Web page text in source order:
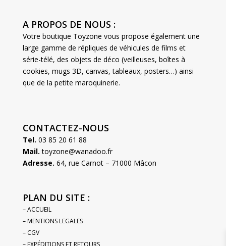
A PROPOS DE NOUS :
Votre boutique Toyzone vous propose également une
large gamme de répliques de véhicules de films et
série-télé, des objets de déco (veilleuses, boîtes à
cookies, mugs 3D, canvas, tableaux, posters…) ainsi
que de la petite maroquinerie.
CONTACTEZ-NOUS
Tel. 03 85 20 61 88
Mail. toyzone@wanadoo.fr
Adresse. 64, rue Carnot – 71000 Mâcon
PLAN DU SITE :
– ACCUEIL
– MENTIONS LEGALES
– CGV